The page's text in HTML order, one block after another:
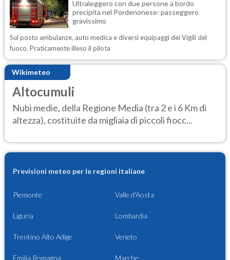
Ultraleggero con due persone a bordo
precipita nel Pordenonese: passeggero
gravissimo
Sul posto ambulanze, auto medica e diversi equipaggi dei Vigili del
fuoco. Praticamente illeso il pilota
Wikimeteo
Altocumuli
Nubi medie, della Regione Media (tra 2 e i 6 Km di
altezza), costituite da migliaia di piccoli fiocc...
Previsioni meteo per le regioni italiane
Piemonte Valle d'Aosta
Liguria Lombardia
Trentino Alto Adige Veneto
Emilia Romagna Marche